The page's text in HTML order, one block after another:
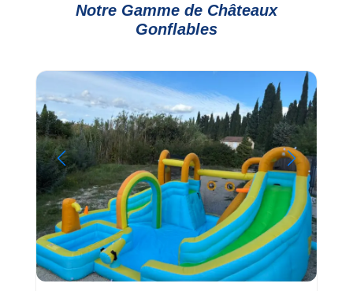
Notre Gamme de Châteaux
Gonflables